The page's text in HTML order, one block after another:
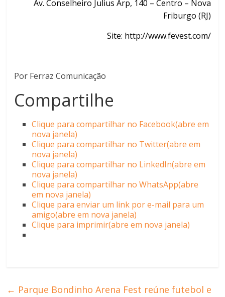
Av. Conselheiro Julius Arp, 140 – Centro – Nova
Friburgo (RJ)
Site: http://www.fevest.com/
Por Ferraz Comunicação
Compartilhe
Clique para compartilhar no Facebook(abre em
nova janela)
Clique para compartilhar no Twitter(abre em
nova janela)
Clique para compartilhar no LinkedIn(abre em
nova janela)
Clique para compartilhar no WhatsApp(abre
em nova janela)
Clique para enviar um link por e-mail para um
amigo(abre em nova janela)
Clique para imprimir(abre em nova janela)
← Parque Bondinho Arena Fest reúne futebol e